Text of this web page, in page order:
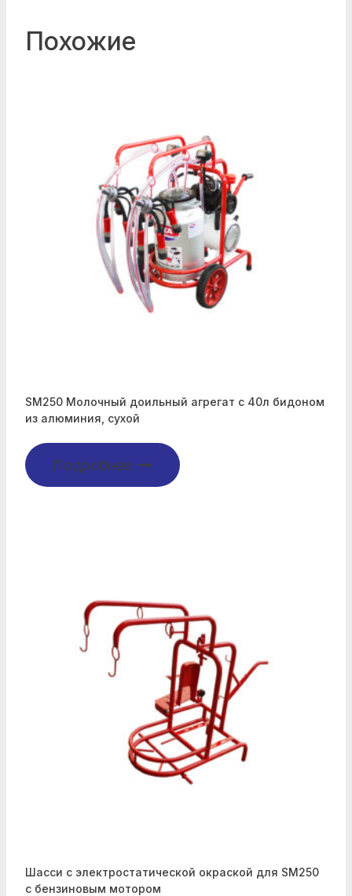
Похожие
SM250 Молочный доильный агрегат с 40л бидоном
из алюминия, сухой
Подробнее
Шасси с электростатической окраской для SM250
с бензиновым мотором